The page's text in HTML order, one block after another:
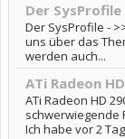
Der
Der SysProfile -
uns über das
werden auch...
ATi Radeon
ATi Radeon HD
schwerwiegende
Ich habe vor 2